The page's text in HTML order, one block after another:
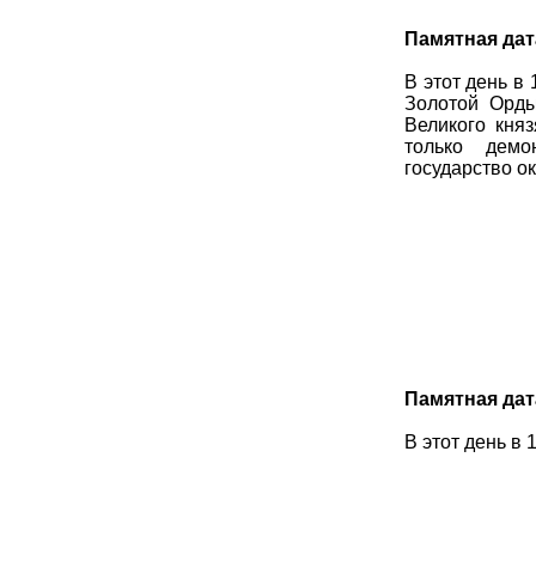
Памятная
В этот день в
Золотой
Великого
только
государство
Памятная
В этот день в